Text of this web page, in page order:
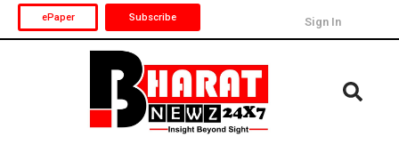
ePaper Subscribe Sign In